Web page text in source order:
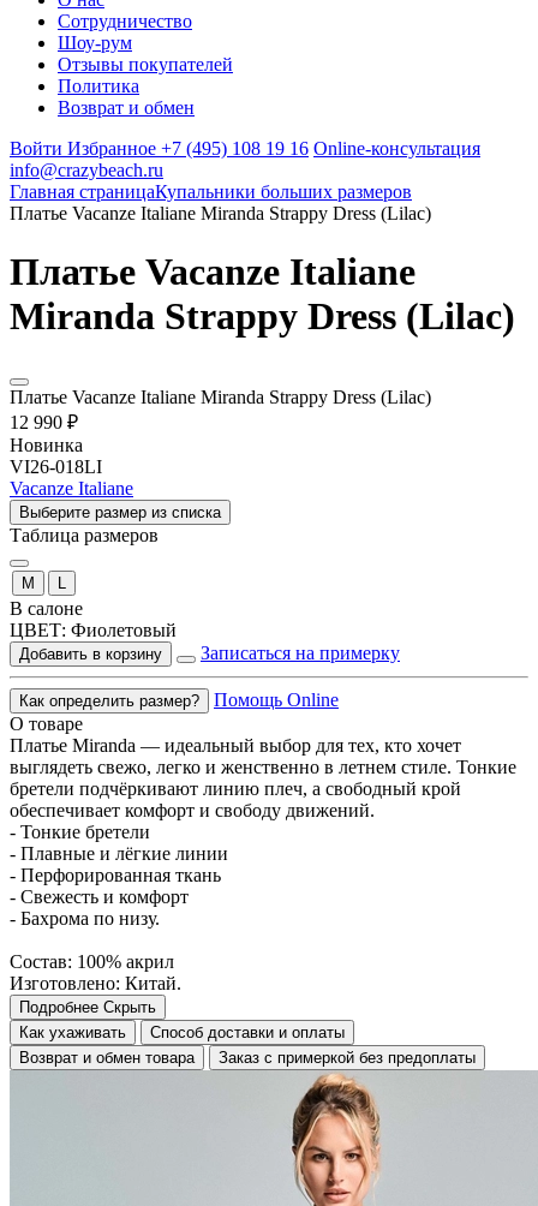
Сотрудничество
Шоу-рум
Отзывы покупателей
Политика
Возврат и обмен
Войти Избранное +7 (495) 108 19 16 Online-консультация
info@crazybeach.ru
Главная страницаКупальники больших размеров
Платье Vacanze Italiane Miranda Strappy Dress (Lilac)
Платье Vacanze Italiane
Miranda Strappy Dress (Lilac)
Платье Vacanze Italiane Miranda Strappy Dress (Lilac)
12 990 ₽
Новинка
VI26-018LI
Vacanze Italiane
Выберите размер из списка
Таблица размеров
M
В салоне
ЦВЕТ: Фиолетовый
Добавить в корзину Записаться на примерку
Как определить размер?
Помощь Online
О товаре
Платье Miranda — идеальный выбор для тех, кто хочет
выглядеть свежо, легко и женственно в летнем стиле. Тонкие
бретели подчёркивают линию плеч, а свободный крой
обеспечивает комфорт и свободу движений.
- Тонкие бретели
- Плавные и лёгкие линии
- Перфорированная ткань
- Свежесть и комфорт
- Бахрома по низу.
Состав: 100% акрил
Изготовлено: Китай.
Подробнее Скрыть
Как ухаживать
Способ доставки и оплаты
Возврат и обмен товара
Заказ с примеркой без предоплаты